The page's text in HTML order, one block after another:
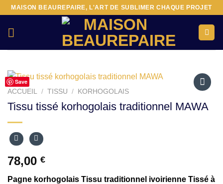
Passer
contenu
MAISON BEAUREPAIRE, L'ART DE SUBLIMER CHAQUE PROJET
Save
Ajouter
à la liste
ACCUEIL / TISSU / KORHOGOLAIS
Tissu tissé korhogolais traditionnel MAWA
78,00 €
Pagne korhogolais Tissu traditionnel ivoirienne Tissé à